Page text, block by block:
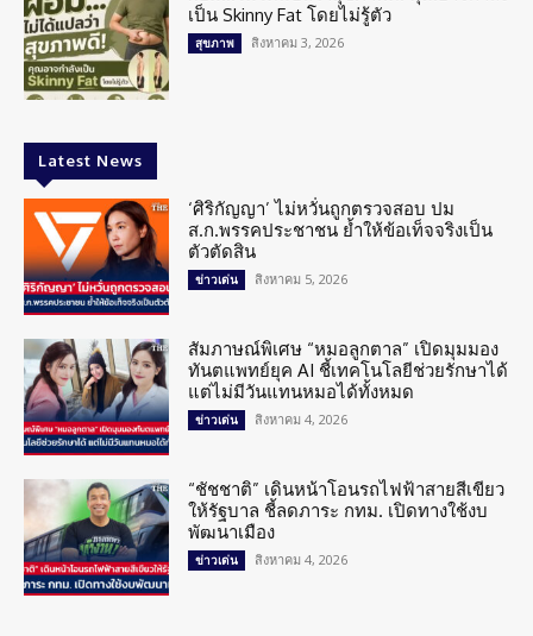
เป็น Skinny Fat โดยไม่รู้ตัว
สุขภาพ สิงหาคม 3, 2026
Latest News
‘ศิริกัญญา’ ไม่หวั่นถูกตรวจสอบ ปม
ส.ก.พรรคประชาชน ย้ำให้ข้อเท็จจริงเป็น
ตัวตัดสิน
ข่าวเด่น สิงหาคม 5, 2026
สัมภาษณ์พิเศษ “หมอลูกตาล” เปิดมุมมอง
ทันตแพทย์ยุค AI ชี้เทคโนโลยีช่วยรักษาได้
แต่ไม่มีวันแทนหมอได้ทั้งหมด
ข่าวเด่น สิงหาคม 4, 2026
“ชัชชาติ” เดินหน้าโอนรถไฟฟ้าสายสีเขียว
ให้รัฐบาล ชี้ลดภาระ กทม. เปิดทางใช้งบ
พัฒนาเมือง
ข่าวเด่น สิงหาคม 4, 2026